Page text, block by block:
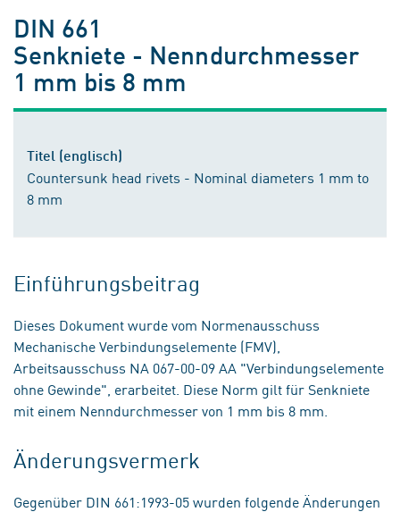
DIN 661
Senkniete - Nenndurchmesser
1 mm bis 8 mm
Titel (englisch)
Countersunk head rivets - Nominal diameters 1 mm to
8 mm
Einführungsbeitrag
Dieses Dokument wurde vom Normenausschuss
Mechanische Verbindungselemente (FMV),
Arbeitsausschuss NA 067-00-09 AA "Verbindungselemente
ohne Gewinde", erarbeitet. Diese Norm gilt für Senkniete
mit einem Nenndurchmesser von 1 mm bis 8 mm.
Änderungsvermerk
Gegenüber DIN 661:1993-05 wurden folgende Änderungen